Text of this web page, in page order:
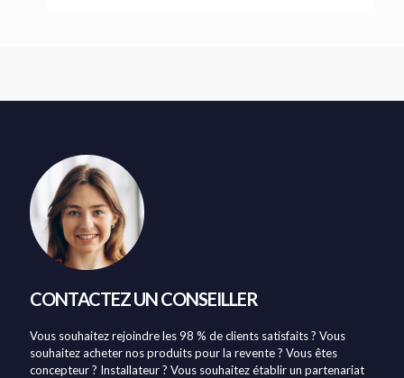
CONTACTEZ UN CONSEILLER
Vous souhaitez rejoindre les 98 % de clients satisfaits ? Vous
souhaitez acheter nos produits pour la revente ? Vous êtes
concepteur ? Installateur ? Vous souhaitez établir un partenariat